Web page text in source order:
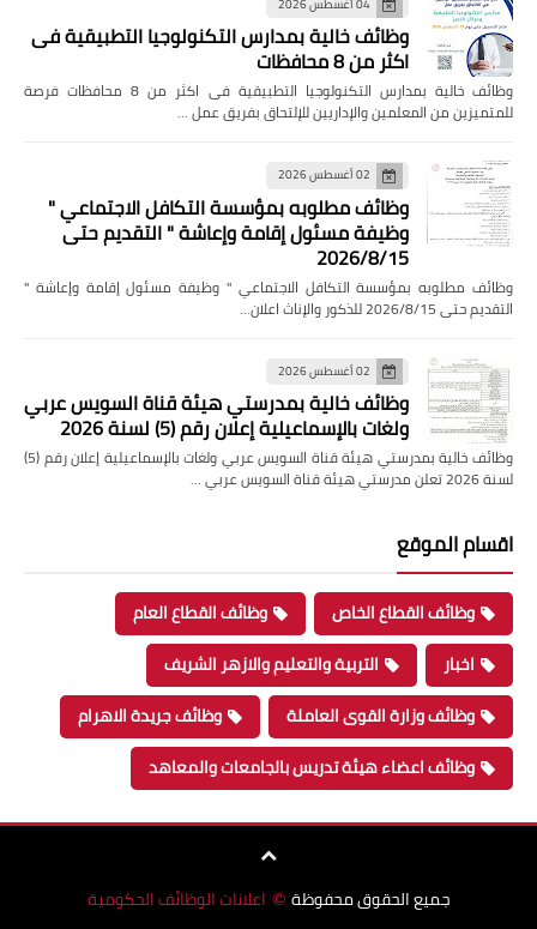
وظائف خالية بمدارس التكنولوجيا التطبيقية فى
اكثر من 8 محافظات
وظائف خالية بمدارس التكنولوجيا التطبيقية فى اكثر من 8 محافظات فرصة
للمتميزين من المعلمين والإداريين للإلتحاق بفريق عمل …
02 أغسطس 2026
وظائف مطلوبه بمؤسسة التكافل الاجتماعي "
وظيفة مسئول إقامة وإعاشة " التقديم حتى
2026/8/15
وظائف مطلوبه بمؤسسة التكافل الاجتماعي " وظيفة مسئول إقامة وإعاشة "
التقديم حتى 2026/8/15 للذكور والإناث اعلان…
02 أغسطس 2026
وظائف خالية بمدرستي هيئة قناة السويس عربي
ولغات بالإسماعيلية إعلان رقم (5) لسنة 2026
وظائف خالية بمدرستي هيئة قناة السويس عربي ولغات بالإسماعيلية إعلان رقم (5)
لسنة 2026 تعلن مدرستي هيئة قناة السويس عربي …
اقسام الموقع
وظائف القطاع الخاص
وظائف القطاع العام
اخبار
التربية والتعليم والازهر الشريف
وظائف وزارة القوى العاملة
وظائف جريدة الاهرام
وظائف اعضاء هيئة تدريس بالجامعات والمعاهد
جميع الحقوق محفوظة © اعلانات الوظائف الحكومية